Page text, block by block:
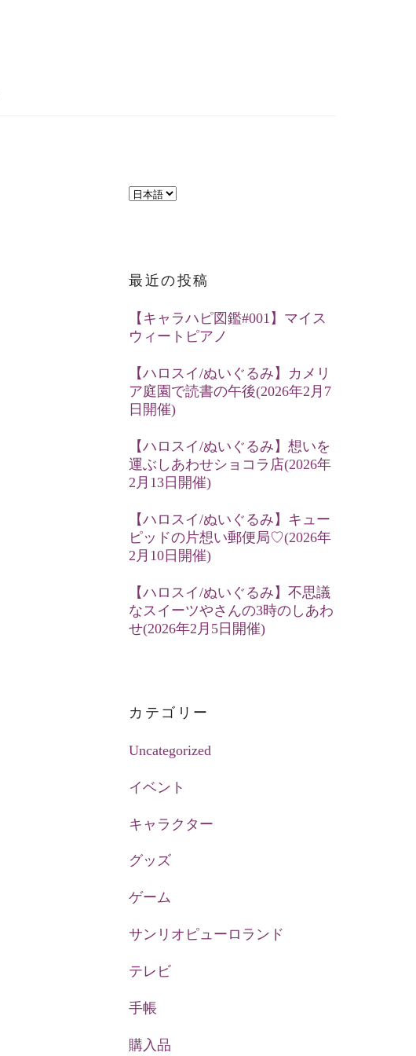
言
択
最近の投稿
【キャラハピ図鑑#001】マイス
ウィートピアノ
【ハロスイ/ぬいぐるみ】カメリ
ア庭園で読書の午後(2026年2月7
日開催)
【ハロスイ/ぬいぐるみ】想いを
運ぶしあわせショコラ店(2026年
2月13日開催)
【ハロスイ/ぬいぐるみ】キュー
ピッドの片想い郵便局♡(2026年
2月10日開催)
【ハロスイ/ぬいぐるみ】不思議
なスイーツやさんの3時のしあわ
せ(2026年2月5日開催)
カテゴリー
Uncategorized
イベント
キャラクター
グッズ
ゲーム
サンリオピューロランド
テレビ
手帳
購入品